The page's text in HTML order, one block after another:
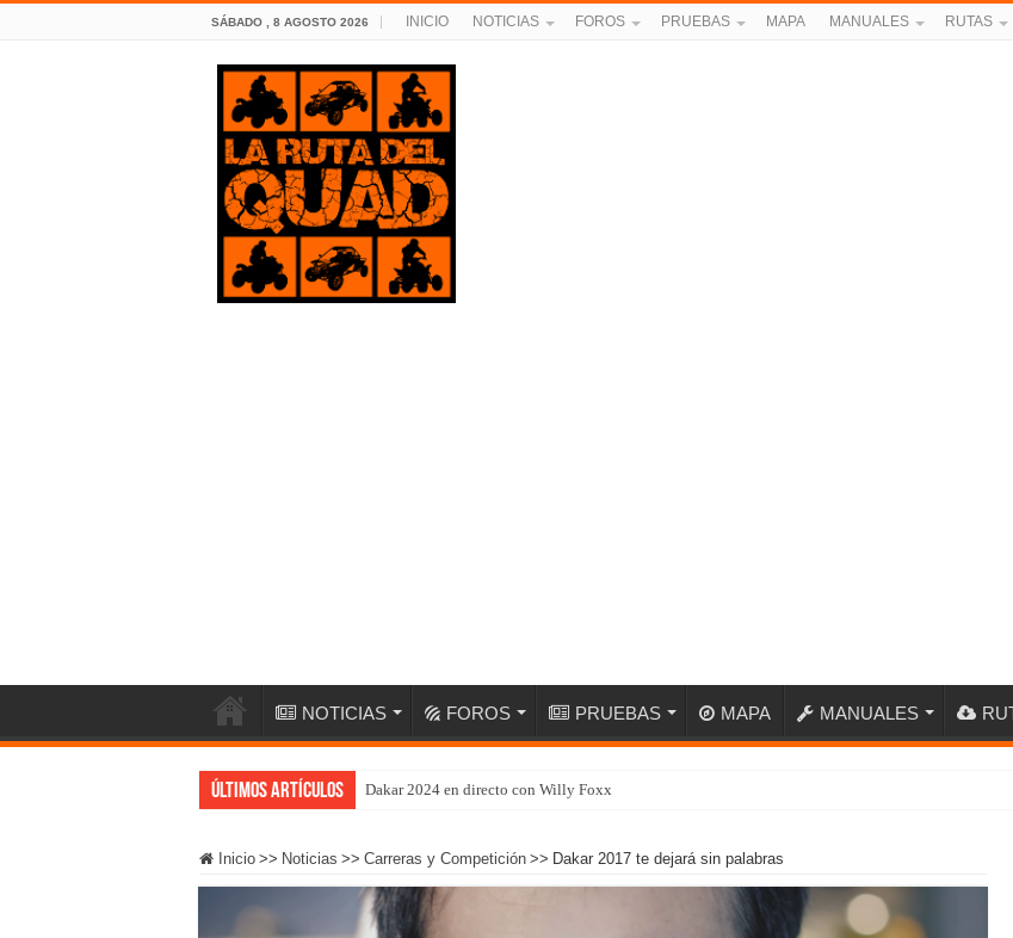
SÁBADO , 8 AGOSTO 2026 INICIO NOTICIAS FOROS PRUEBAS MAPA MANUALES RUTAS
NOTICIAS FOROS PRUEBAS MAPA MANUALES
Últimos artículos Dakar 2024 en directo con Willy Foxx
Inicio >> Noticias >> Carreras y Competición >> Dakar 2017 te dejará sin palabras